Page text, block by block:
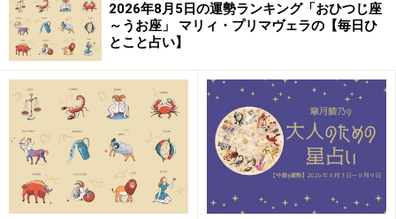
2026年8月5日の運勢ランキング「おひつじ座
～うお座」 マリィ・プリマヴェラの【毎日ひ
とこと占い】